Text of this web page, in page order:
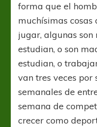
forma que el
muchísimas
jugar, algunas
estudian, o son
estudian, o
van tres veces por
semanales de
semana de
crecer como